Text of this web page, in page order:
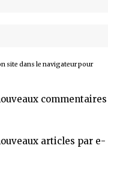
site dans le navigateur pour
commentaires
articles par e-